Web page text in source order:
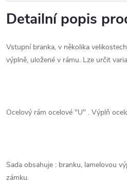
Detailní popis
Vstupní branka, v několika
výplně, uložené v rámu. Lze určit
Ocelový rám ocelové "U" . Výplň
Sada obsahuje : branku, lamelovou
zámku.